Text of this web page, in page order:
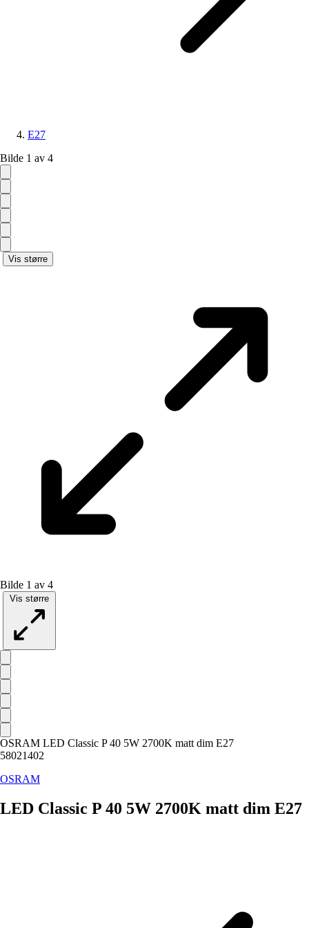
E27
Bilde 1 av 4
Vis større
Bilde 1 av 4
Vis større
OSRAM LED Classic P 40 5W 2700K matt dim E27
58021402
OSRAM
LED Classic P 40 5W 2700K matt dim E27